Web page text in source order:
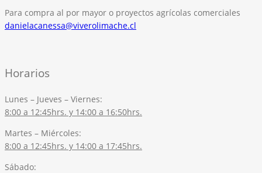
Para compra al por mayor o proyectos agrícolas comerciales
danielacanessa@viverolimache.cl
Horarios
Lunes – Jueves – Viernes:
8:00 a 12:45hrs. y 14:00 a 16:50hrs.
Martes – Miércoles:
8:00 a 12:45hrs. y 14:00 a 17:45hrs.
Sábado: